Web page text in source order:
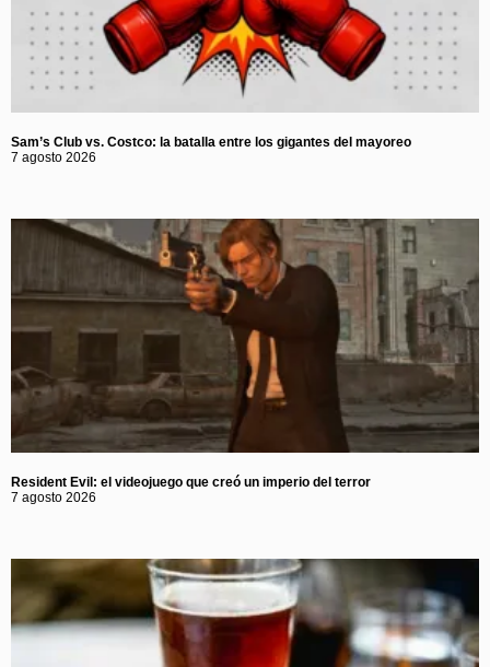
Sam’s Club vs. Costco: la batalla entre los gigantes del mayoreo
7 agosto 2026
Resident Evil: el videojuego que creó un imperio del terror
7 agosto 2026